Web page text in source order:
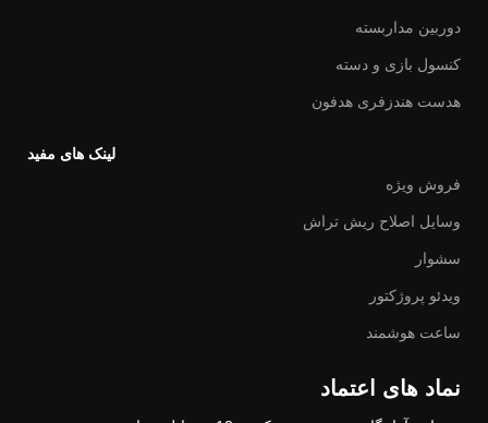
دوربین مداربسته
کنسول بازی و دسته
هدست هندزفری هدفون
لینک های مفید
فروش ویژه
وسایل اصلاح ریش تراش
سشوار
ویدئو پروژکتور
ساعت هوشمند
نماد های اعتماد